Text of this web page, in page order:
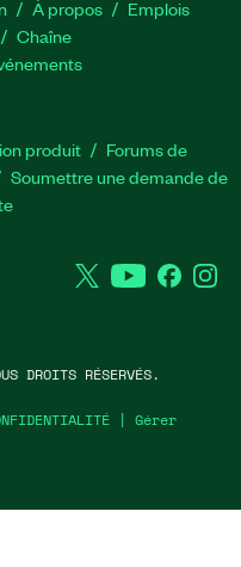
À propos
Emplois
Chaîne
produit
Forums de
Soumettre une demande de
TwitterYouTube
| Gérer
DROITS RÉSERVÉS.